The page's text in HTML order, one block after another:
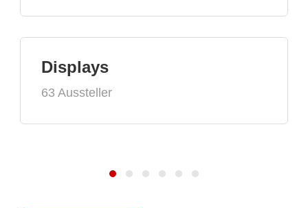
Displays
63 Aussteller